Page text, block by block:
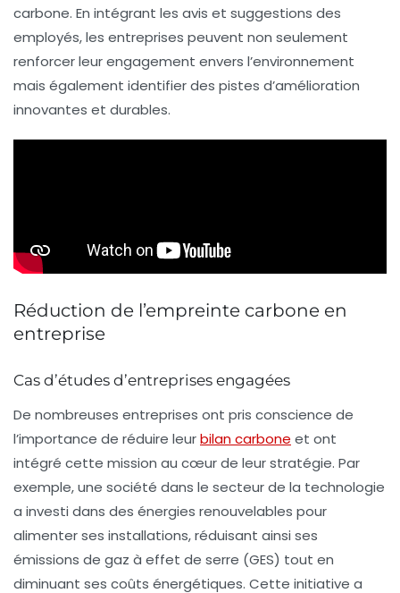
carbone. En intégrant les avis et suggestions des
employés, les entreprises peuvent non seulement
renforcer leur engagement envers l’environnement
mais également identifier des pistes d’amélioration
innovantes et durables.
Réduction de l’empreinte carbone en
entreprise
Cas d’études d’entreprises engagées
De nombreuses entreprises ont pris conscience de
l’importance de réduire leurbilan carbone et ont
intégré cette mission au cœur de leurstratégie. Par
exemple, une société dans le secteur de la technologie
a investi dans des énergies renouvelables pour
alimenter ses installations, réduisant ainsi ses
émissions de gaz à effet de serre (GES) tout en
diminuant ses coûts énergétiques. Cette initiative a